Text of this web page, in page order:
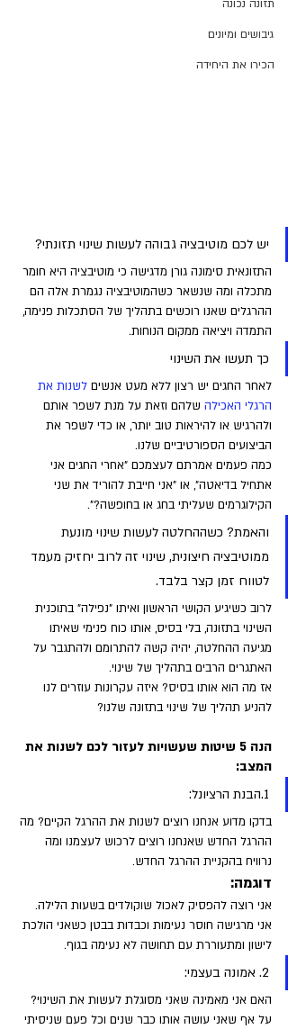
תזונה נכונה
גיבושים ומיונים
הכירו את היחידה
יש לכם מוטיבציה גבוהה לעשות שינוי תזונתי?
התזונאית סימונה גורן מדגישה כי מוטיבציה היא חומר
מתכלה ומה שנשאר כשהמוטיבציה נגמרת אלה הם
ההרגלים שאנו רוכשים בתהליך של הסתכלות פנימה,
התמדה ויציאה ממקום הנוחות.
כך תעשו את השינוי
לאחר החגים יש רצון ללא מעט אנשים לשנות את
הרגלי האכילה שלהם וזאת על מנת לשפר אותם
ולהרגיש או להיראות טוב יותר, או כדי לשפר את
הביצועים הספורטיביים שלנו.
כמה פעמים אמרתם לעצמכם "אחרי החגים אני
אתחיל בדיאטה", או "אני חייבת להוריד את שני
הקילוגרמים שעליתי בחג או בחופשה?".
והאמת? כשההחלטה לעשות שינוי מונעת
ממוטיבציה חיצונית, שינוי זה לרוב יחזיק מעמד
לטווח זמן קצר בלבד.
לרוב כשיגיע הקושי הראשון ואיתו "נפילה" בתוכנית
השינוי בתזונה, בלי בסיס, אותו כוח פנימי שאיתו
מגיעה ההחלטה, יהיה קשה להתרומם ולהתגבר על
האתגרים הרבים בתהליך של שינוי.
אז מה הוא אותו בסיס? איזה עקרונות עוזרים לנו
להניע תהליך של שינוי בתזונה שלנו?
הנה 5 שיטות שעשויות לעזור לכם לשנות את
המצב:
1.הבנת הרציונל:
בדקו מדוע אנחנו רוצים לשנות את ההרגל הקיים? מה
ההרגל החדש שאנחנו רוצים לרכוש לעצמנו ומה
נרוויח בהקניית ההרגל החדש.
דוגמה:
אני רוצה להפסיק לאכול שוקולדים בשעות הלילה.
אני מרגישה חוסר נעימות וכבדות בבטן כשאני הולכת
לישון ומתעוררת עם תחושה לא נעימה בגוף.
2. אמונה בעצמי:
האם אני מאמינה שאני מסוגלת לעשות את השינוי?
על אף שאני עושה אותו כבר שנים וכל פעם שניסיתי